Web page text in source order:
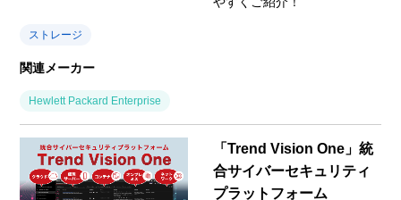
ストレージ
関連メーカー
Hewlett Packard Enterprise
「Trend Vision One」統
合サイバーセキュリティ
プラットフォーム